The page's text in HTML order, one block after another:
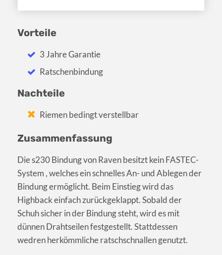
Vorteile
3 Jahre Garantie
Ratschenbindung
Nachteile
Riemen bedingt verstellbar
Zusammenfassung
Die s230 Bindung von Raven besitzt kein FASTEC-
System , welches ein schnelles An- und Ablegen der
Bindung ermöglicht. Beim Einstieg wird das
Highback einfach zurückgeklappt. Sobald der
Schuh sicher in der Bindung steht, wird es mit
dünnen Drahtseilen festgestellt. Stattdessen
wedren herkömmliche ratschschnallen genutzt.